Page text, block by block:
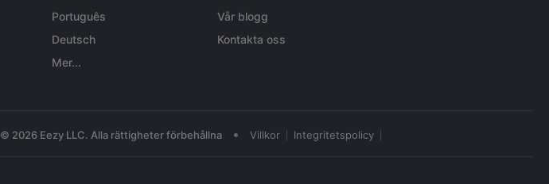
Português
Deutsch
Mer...
Vår blogg
Kontakta oss
© 2026 Eezy LLC. Alla rättigheter förbehållna • Villkor Integritetspolicy